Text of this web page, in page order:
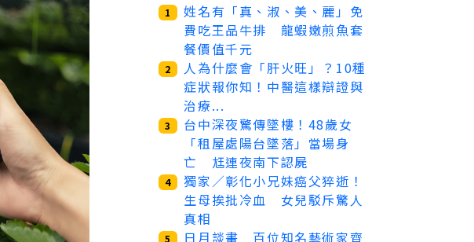
1
姓名有「真、淑、美、麗」免
費吃王品牛排 龍蝦嫩煎魚套
餐價值千元
2
人為什麼會「肝火旺」？10種
症狀報你知！中醫這樣辯證與
治療...
3
台中深夜驚傳墜樓！48歲女
「租屋處陽台墜落」當場身
亡 尪連夜南下認屍
4
獨家／彰化小兄妹癌父猝逝！
生母挨批冷血 女兒駁斥驚人
真相
5
日月談畫 百位知名藝術家齊